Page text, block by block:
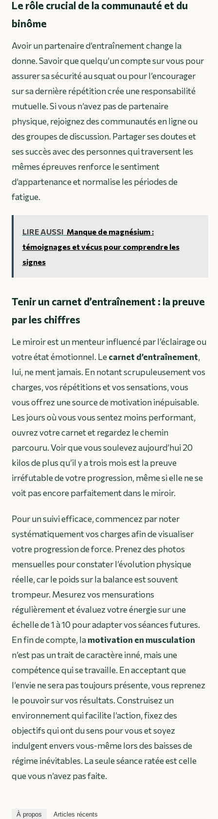
Le rôle crucial de la communauté et du
binôme
Avoir un partenaire d’entraînement change la
donne. Savoir que quelqu’un compte sur vous pour
assurer sa sécurité au squat ou pour l’encourager
sur sa dernière répétition crée une responsabilité
mutuelle. Si vous n’avez pas de partenaire
physique, rejoignez des communautés en ligne ou
des groupes de discussion. Partager ses doutes et
ses succès avec des personnes qui traversent les
mêmes épreuves renforce le sentiment
d’appartenance et normalise les périodes de
fatigue.
LIRE AUSSI Manque de magnésium :
témoignages et vécus pour comprendre les
signes
Tenir un carnet d’entraînement : la preuve
par les chiffres
Le miroir est un menteur influencé par l’éclairage ou
votre état émotionnel. Lecarnet d’entraînement,
lui, ne ment jamais. En notant scrupuleusement vos
charges, vos répétitions et vos sensations, vous
vous offrez une source de motivation inépuisable.
Les jours où vous vous sentez moins performant,
ouvrez votre carnet et regardez le chemin
parcouru. Voir que vous soulevez aujourd’hui 20
kilos de plus qu’il y a trois mois est la preuve
irréfutable de votre progression, même si elle ne se
voit pas encore parfaitement dans le miroir.
Pour un suivi efficace, commencez par noter
systématiquement vos charges afin de visualiser
votre progression de force. Prenez des photos
mensuelles pour constater l’évolution physique
réelle, car le poids sur la balance est souvent
trompeur. Mesurez vos mensurations
régulièrement et évaluez votre énergie sur une
échelle de 1 à 10 pour adapter vos séances futures.
En fin de compte, lamotivation en musculation
n’est pas un trait de caractère inné, mais une
compétence qui se travaille. En acceptant que
l’envie ne sera pas toujours présente, vous reprenez
le pouvoir sur vos résultats. Construisez un
environnement qui facilite l’action, fixez des
objectifs qui ont du sens pour vous et soyez
indulgent envers vous-même lors des baisses de
régime inévitables. La seule séance ratée est celle
que vous n’avez pas faite.
À propos Articles récents